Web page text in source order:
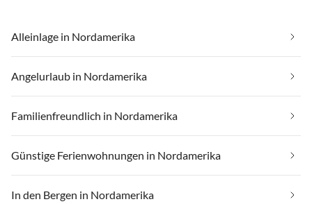
Alleinlage in Nordamerika
Angelurlaub in Nordamerika
Familienfreundlich in Nordamerika
Günstige Ferienwohnungen in Nordamerika
In den Bergen in Nordamerika